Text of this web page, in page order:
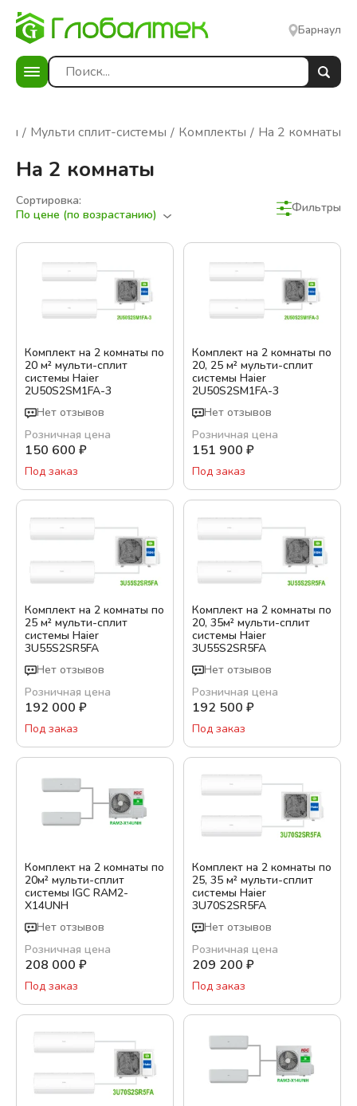
Барнаул
Мульти сплит-системы Комплекты На 2 комнаты
На 2 комнаты
Сортировка:
По цене (по возрастанию)
Фильтры
В наличии
Цена:
Бренд:
Haier
IGC
Цвет:
Белый
Гарантия, месяц:
36
Обслуживаемая площадь, м²
Уровень шума внутреннего блока, дБ
Тихий сон / Ночной режим
Да
Комплект на 2 комнаты по
20 м² мульти-сплит
системы Haier
2U50S2SM1FA-3
Нет отзывов
Розничная цена
150 600 ₽
Под заказ
Комплект на 2 комнаты по
20, 25 м² мульти-сплит
системы Haier
2U50S2SM1FA-3
Нет отзывов
Розничная цена
151 900 ₽
Под заказ
Комплект на 2 комнаты по
25 м² мульти-сплит
системы Haier
3U55S2SR5FA
Нет отзывов
Розничная цена
192 000 ₽
Под заказ
Комплект на 2 комнаты по
20, 35м² мульти-сплит
системы Haier
3U55S2SR5FA
Нет отзывов
Розничная цена
192 500 ₽
Под заказ
Комплект на 2 комнаты по
20м² мульти-сплит
системы IGC RAM2-
X14UNH
Нет отзывов
Розничная цена
208 000 ₽
Под заказ
Комплект на 2 комнаты по
25, 35 м² мульти-сплит
системы Haier
3U70S2SR5FA
Нет отзывов
Розничная цена
209 200 ₽
Под заказ